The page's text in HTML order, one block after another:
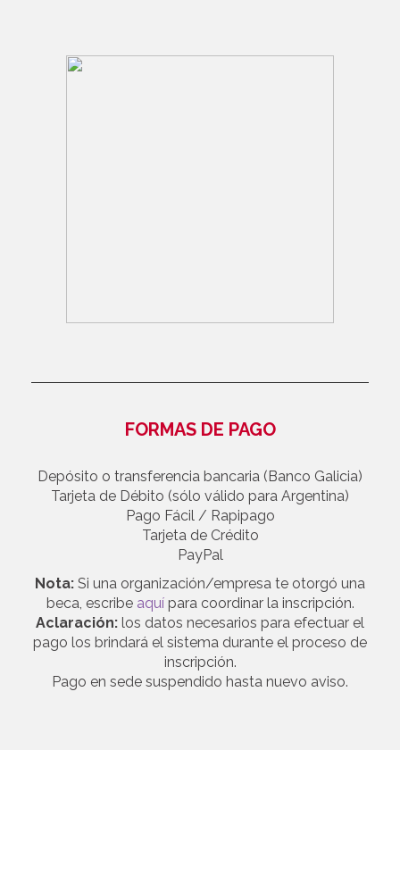
FORMAS DE PAGO
Depósito o transferencia bancaria (Banco Galicia)
Tarjeta de Débito (sólo válido para Argentina)
Pago Fácil / Rapipago
Tarjeta de Crédito
PayPal
Nota: Si una organización/empresa te otorgó una
beca, escribe aquípara coordinar la inscripción.
Aclaración: los datos necesarios para efectuar el
pago los brindará el sistema durante el proceso de
inscripción.
Pago en sede suspendido hasta nuevo aviso.